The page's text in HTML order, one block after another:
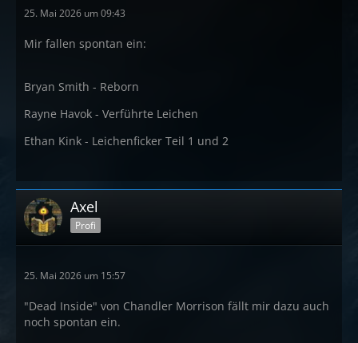
25. Mai 2026 um 09:43
Mir fallen spontan ein:
Bryan Smith - Reborn
Rayne Havok - Verführte Leichen
Ethan Kink - Leichenficker Teil 1 und 2
Axel
Profi
25. Mai 2026 um 15:57
"Dead Inside" von Chandler Morrison fällt mir dazu auch
noch spontan ein.